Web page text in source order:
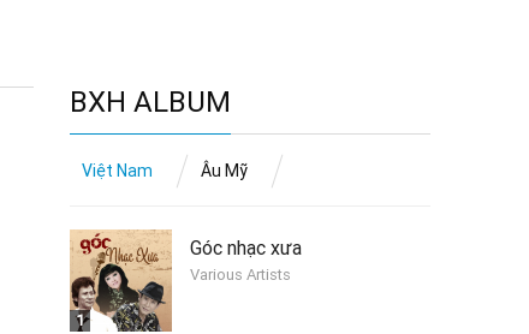
BXH ALBUM
Việt Nam Âu Mỹ
1
Góc nhạc xưa
Various Artists